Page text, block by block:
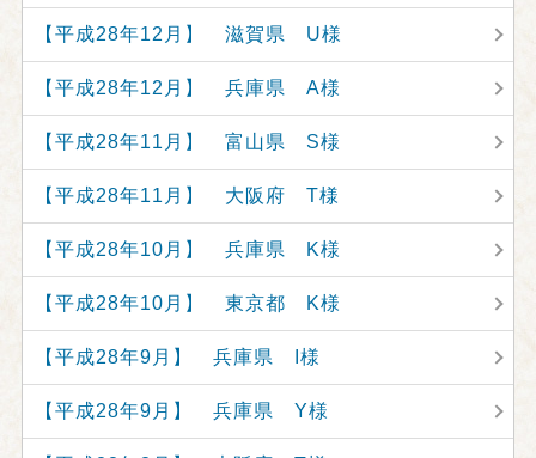
【平成28年12月】 滋賀県 U様
【平成28年12月】 兵庫県 A様
【平成28年11月】 富山県 S様
【平成28年11月】 大阪府 T様
【平成28年10月】 兵庫県 K様
【平成28年10月】 東京都 K様
【平成28年9月】 兵庫県 I様
【平成28年9月】 兵庫県 Y様